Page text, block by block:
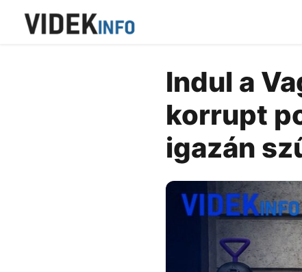
Indul a
korrupt
igazán